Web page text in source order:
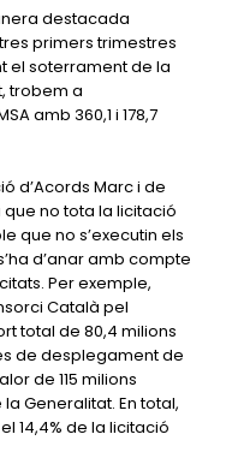
destacada
primers trimestres
el soterrament de la
trobem a
amb 360,1 i 178,7
d’Acords Marc i de
no tota la licitació
que no s’executin els
d’anar amb compte
Per exemple,
Català pel
total de 80,4 milions
de desplegament de
de 115 milions
Generalitat. En total,
14,4% de la licitació